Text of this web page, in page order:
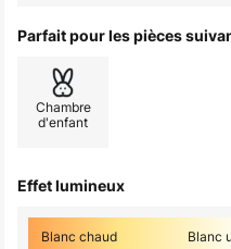
Parfait pour les pièces
Chambre
d'enfant
Effet lumineux
Blanc chaud Blanc